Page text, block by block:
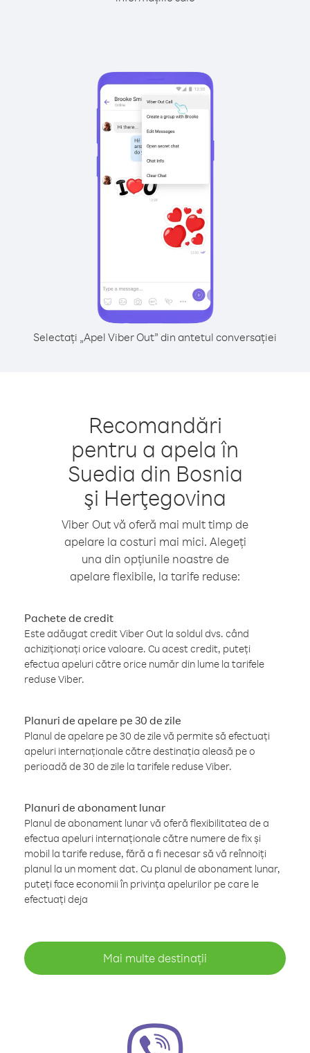
Selectați „Apel Viber Out” din antetul conversației
Recomandări
pentru a apela în
Suedia din Bosnia
şi Herţegovina
Viber Out vă oferă mai mult timp de
apelare la costuri mai mici. Alegeți
una din opțiunile noastre de
apelare flexibile, la tarife reduse:
Pachete de credit
Este adăugat credit Viber Out la soldul dvs. când
achiziționați orice valoare. Cu acest credit, puteți
efectua apeluri către orice număr din lume la tarifele
reduse Viber.
Planuri de apelare pe 30 de zile
Planul de apelare pe 30 de zile vă permite să efectuați
apeluri internaționale către destinația aleasă pe o
perioadă de 30 de zile la tarifele reduse Viber.
Planuri de abonament lunar
Planul de abonament lunar vă oferă flexibilitatea de a
efectua apeluri internaționale către numere de fix și
mobil la tarife reduse, fără a fi necesar să vă reînnoiți
planul la un moment dat. Cu planul de abonament lunar,
puteți face economii în privința apelurilor pe care le
efectuați deja
Mai multe destinații